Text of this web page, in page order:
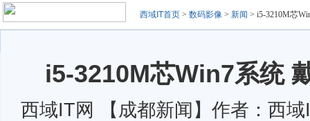
西域IT首页 > 数码影像 > 新闻 > i5-3210M芯
i5-3210M芯Win7系统
西域IT网 【成都新闻】作者：西